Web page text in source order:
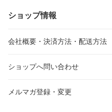
ショップ情報
会社概要・決済方法・配送方法
ショップへ問い合わせ
メルマガ登録・変更